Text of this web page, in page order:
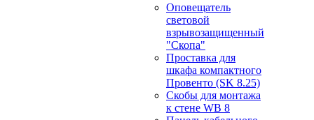
Оповещатель
световой
взрывозащищенный
"Скопа"
Проставка для
шкафа компактного
Провенто (SK 8.25)
Скобы для монтажа
к стене WB 8